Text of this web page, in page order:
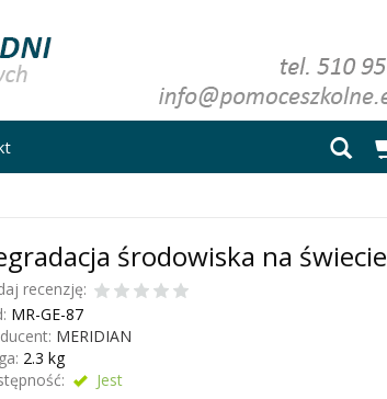
środowiska na świecie
recenzję:
MR-GE-87
MERIDIAN
2.3 kg
Jest